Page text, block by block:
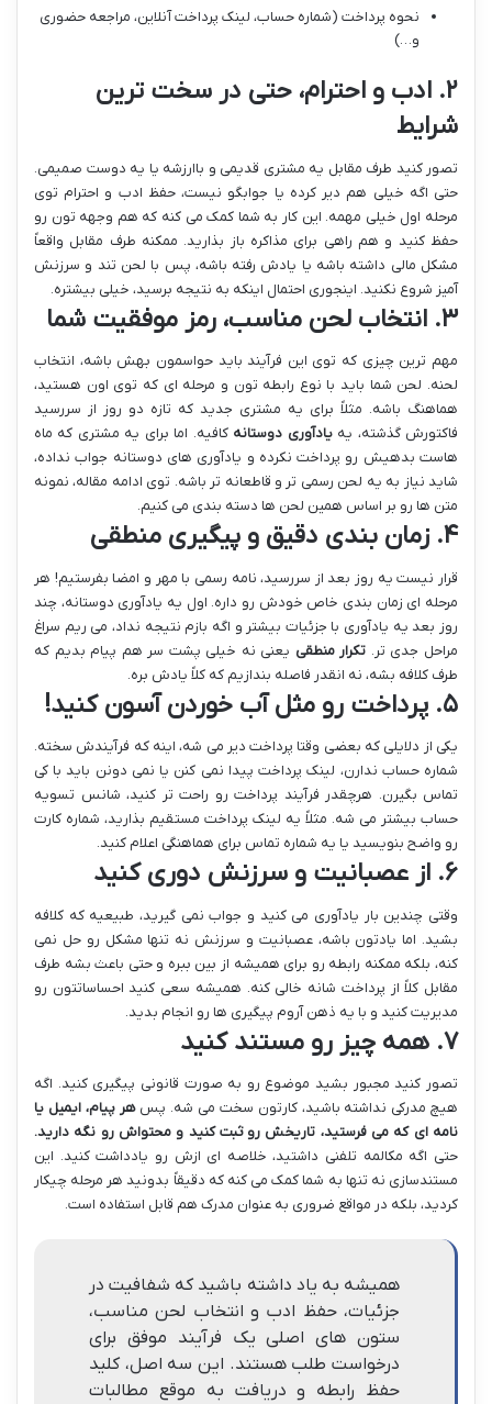
نحوه پرداخت (شماره حساب، لینک پرداخت آنلاین، مراجعه حضوری
و…)
۲. ادب و احترام، حتی در سخت ترین
شرایط
تصور کنید طرف مقابل یه مشتری قدیمی و باارزشه یا یه دوست صمیمی.
حتی اگه خیلی هم دیر کرده یا جوابگو نیست، حفظ ادب و احترام توی
مرحله اول خیلی مهمه. این کار به شما کمک می کنه که هم وجهه تون رو
حفظ کنید و هم راهی برای مذاکره باز بذارید. ممکنه طرف مقابل واقعاً
مشکل مالی داشته باشه یا یادش رفته باشه، پس با لحن تند و سرزنش
آمیز شروع نکنید. اینجوری احتمال اینکه به نتیجه برسید، خیلی بیشتره.
۳. انتخاب لحن مناسب، رمز موفقیت شما
مهم ترین چیزی که توی این فرآیند باید حواسمون بهش باشه، انتخاب
لحنه. لحن شما باید با نوع رابطه تون و مرحله ای که توی اون هستید،
هماهنگ باشه. مثلاً برای یه مشتری جدید که تازه دو روز از سررسید
فاکتورش گذشته، یهیادآوری دوستانه کافیه. اما برای یه مشتری که ماه
هاست بدهیش رو پرداخت نکرده و یادآوری های دوستانه جواب نداده،
شاید نیاز به یه لحن رسمی تر و قاطعانه تر باشه. توی ادامه مقاله، نمونه
متن ها رو بر اساس همین لحن ها دسته بندی می کنیم.
۴. زمان بندی دقیق و پیگیری منطقی
قرار نیست یه روز بعد از سررسید، نامه رسمی با مهر و امضا بفرستیم! هر
مرحله ای زمان بندی خاص خودش رو داره. اول یه یادآوری دوستانه، چند
روز بعد یه یادآوری با جزئیات بیشتر و اگه بازم نتیجه نداد، می ریم سراغ
مراحل جدی تر. تکرار منطقی یعنی نه خیلی پشت سر هم پیام بدیم که
طرف کلافه بشه، نه انقدر فاصله بندازیم که کلاً یادش بره.
۵. پرداخت رو مثل آب خوردن آسون کنید!
یکی از دلایلی که بعضی وقتا پرداخت دیر می شه، اینه که فرآیندش سخته.
شماره حساب ندارن، لینک پرداخت پیدا نمی کنن یا نمی دونن باید با کی
تماس بگیرن. هرچقدر فرآیند پرداخت رو راحت تر کنید، شانس تسویه
حساب بیشتر می شه. مثلاً یه لینک پرداخت مستقیم بذارید، شماره کارت
رو واضح بنویسید یا یه شماره تماس برای هماهنگی اعلام کنید.
۶. از عصبانیت و سرزنش دوری کنید
وقتی چندین بار یادآوری می کنید و جواب نمی گیرید، طبیعیه که کلافه
بشید. اما یادتون باشه، عصبانیت و سرزنش نه تنها مشکل رو حل نمی
کنه، بلکه ممکنه رابطه رو برای همیشه از بین ببره و حتی باعث بشه طرف
مقابل کلاً از پرداخت شانه خالی کنه. همیشه سعی کنید احساساتتون رو
مدیریت کنید و با یه ذهن آروم پیگیری ها رو انجام بدید.
۷. همه چیز رو مستند کنید
تصور کنید مجبور بشید موضوع رو به صورت قانونی پیگیری کنید. اگه
هیچ مدرکی نداشته باشید، کارتون سخت می شه. پسهر پیام، ایمیل یا
نامه ای که می فرستید، تاریخش رو ثبت کنید و محتواش رو نگه دارید.
حتی اگه مکالمه تلفنی داشتید، خلاصه ای ازش رو یادداشت کنید. این
مستندسازی نه تنها به شما کمک می کنه که دقیقاً بدونید هر مرحله چیکار
کردید، بلکه در مواقع ضروری به عنوان مدرک هم قابل استفاده است.
همیشه به یاد داشته باشید که شفافیت در
جزئیات، حفظ ادب و انتخاب لحن مناسب،
ستون های اصلی یک فرآیند موفق برای
درخواست طلب هستند. این سه اصل، کلید
حفظ رابطه و دریافت به موقع مطالبات